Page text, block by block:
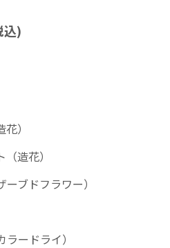
)
）
造花）
ブドフラワー）
ードライ）